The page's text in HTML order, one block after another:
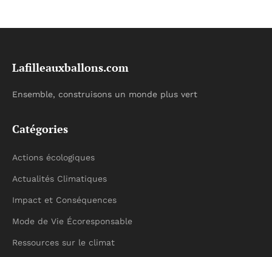
Lafilleauxballons.com
Ensemble, construisons un monde plus vert
Catégories
Actions écologiques
Actualités Climatiques
Impact et Conséquences
Mode de Vie Écoresponsable
Ressources sur le climat